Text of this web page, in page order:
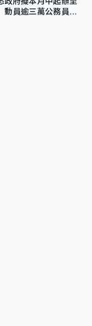
員逾三萬公務員人